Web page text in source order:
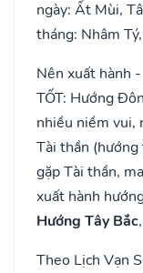
ngày: Ất Mùi,
tháng: Nhâm
Nên xuất hành
TỐT: Hướng
nhiều niềm vui,
Tài thần (hướng
gặp Tài thần,
xuất hành
Hướng Tây Bắc
Theo Lịch Vạn